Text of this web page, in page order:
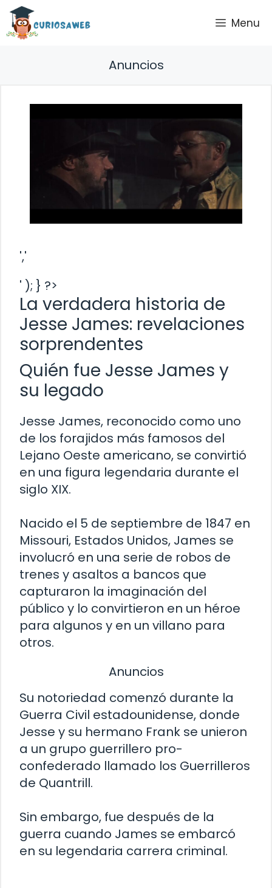
Saltar
contenido
Menu
Anuncios
','
' ); } ?>
La verdadera historia de
Jesse James: revelaciones
sorprendentes
Quién fue Jesse James y
su legado
Jesse James, reconocido como uno
de los forajidos más famosos del
Lejano Oeste americano, se convirtió
en una figura legendaria durante el
siglo XIX.
Nacido el 5 de septiembre de 1847 en
Missouri, Estados Unidos, James se
involucró en una serie de robos de
trenes y asaltos a bancos que
capturaron la imaginación del
público y lo convirtieron en un héroe
para algunos y en un villano para
otros.
Anuncios
Su notoriedad comenzó durante la
Guerra Civil estadounidense, donde
Jesse y su hermano Frank se unieron
a un grupo guerrillero pro-
confederado llamado los Guerrilleros
de Quantrill.
Sin embargo, fue después de la
guerra cuando James se embarcó
en su legendaria carrera criminal.